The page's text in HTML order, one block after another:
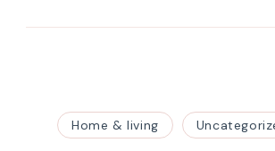
Home & living